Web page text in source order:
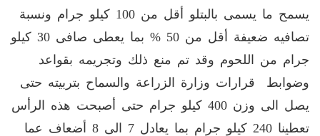
يسمح ما يسمى بالبتلو أقل من 100 كيلو جرام ونسبة
تصافيه ضعيفة أقل من 50 % بما يعطى صافى 30 كيلو
جرام من اللحوم وقد تم منع ذلك وتجريمه بقواعد
وضوابط قرارات وزارة الزراعة والسماح بتربيته حتى
يصل الى وزن 400 كيلو جرام حتى أصبحت هذه الرأس
تعطينا 240 كيلو جرام بما يعادل 7 الى 8 أضعاف عما